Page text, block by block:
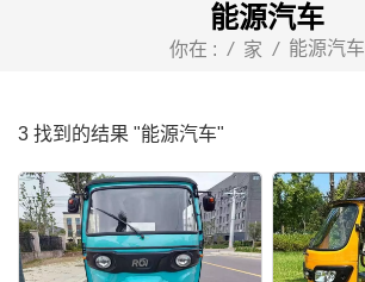
能源汽车
你在 : / 家 / 能源汽车
3 找到的结果 "能源汽车"